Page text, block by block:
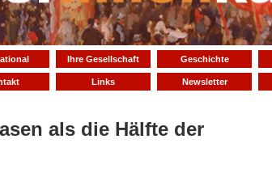
Ihre Gesellschaft Geschichte
Links Newsletter
als die Hälfte der